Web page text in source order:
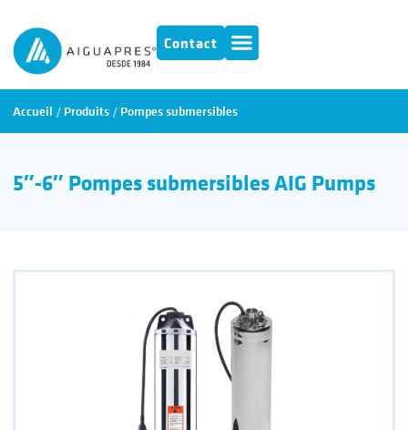
Contact
Accueil / Produits / Pompes submersibles
5″-6″ Pompes submersibles AIG Pumps